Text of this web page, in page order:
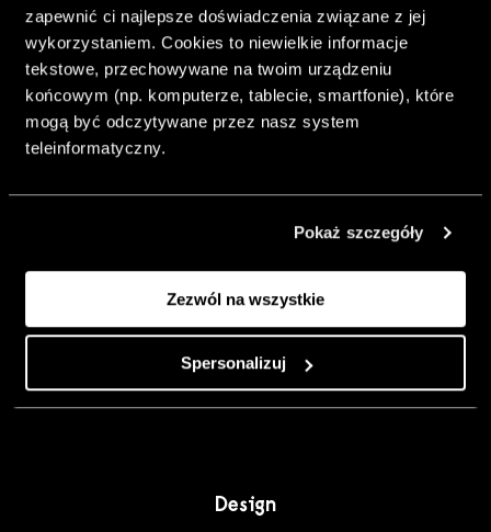
zapewnić ci najlepsze doświadczenia związane z jej
wykorzystaniem. Cookies to niewielkie informacje
tekstowe, przechowywane na twoim urządzeniu
końcowym (np. komputerze, tablecie, smartfonie), które
mogą być odczytywane przez nasz system
teleinformatyczny.
Pokaż szczegóły
Zezwól na wszystkie
Spersonalizuj
& Living 40.
„Dom bardziej
Twój. Odważ się
urządzić go
rzemiosło jako
punkt wyjścia
do wnętrz
pełnych
charakteru”.
Design